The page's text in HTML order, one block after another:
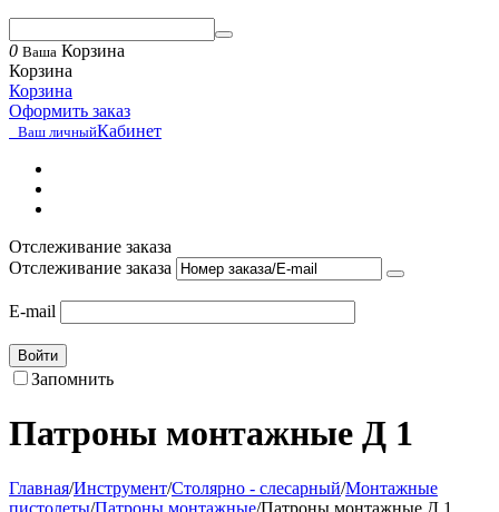
0 Ваша Корзина
Корзина
Корзина
Оформить заказ
Ваш личныйКабинет
Отслеживание заказа
Отслеживание заказа
E-mail
Войти
Запомнить
Патроны монтажные Д 1
Главная/Инструмент/Столярно - слесарный/Монтажные
пистолеты/Патроны монтажные/Патроны монтажные Д 1